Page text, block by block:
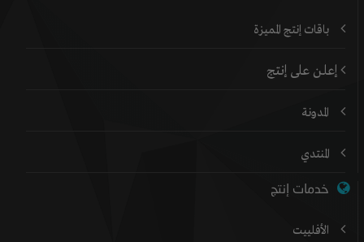
باقات إنتج المميزة
إعلن على إنتج
المدونة
المنتدي
خدمات إنتج
الأفلييت